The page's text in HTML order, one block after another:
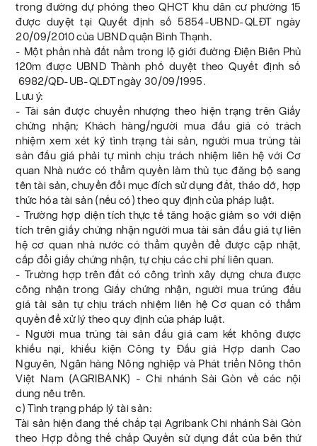
trong đường dự phóng theo QHCT khu dân cư phường 15
được duyệt tại Quyết định số 5854-UBND-QLĐT ngày
20/09/2010 của UBND quận Bình Thạnh.
- Một phần nhà đất nằm trong lộ giới đường Điện Biên Phủ
120m được UBND Thành phố duyệt theo Quyết định số
6982/QĐ-UB-QLĐT ngày 30/09/1995.
Lưu ý:
- Tài sản được chuyển nhượng theo hiện trạng trên Giấy
chứng nhận; Khách hàng/người mua đấu giá có trách
nhiệm xem xét kỹ tình trạng tài sản, người mua trúng tài
sản đấu giá phải tự mình chịu trách nhiệm liên hệ với Cơ
quan Nhà nước có thẩm quyền làm thủ tục đăng bộ sang
tên tài sản, chuyển đổi mục đích sử dụng đất, tháo dỡ, hợp
thức hóa tài sản (nếu có) theo quy định của pháp luật.
- Trường hợp diện tích thực tế tăng hoặc giảm so với diện
tích trên giấy chứng nhận người mua tài sản đấu giá tự liên
hệ cơ quan nhà nước có thẩm quyền để được cập nhật,
cấp đổi giấy chứng nhận, tự chịu các chi phí liên quan.
- Trường hợp trên đất có công trình xây dựng chưa được
công nhận trong Giấy chứng nhận, người mua trúng đấu
giá tài sản tự chịu trách nhiệm liên hệ Cơ quan có thẩm
quyền để xử lý theo quy định của pháp luật.
- Người mua trúng tài sản đấu giá cam kết không được
khiếu nại, khiếu kiện Công ty Đấu giá Hợp danh Cao
Nguyên, Ngân hàng Nông nghiệp và Phát triển Nông thôn
Việt Nam (AGRIBANK) - Chi nhánh Sài Gòn về các nội
dung nêu trên.
c) Tình trạng pháp lý tài sản:
Tài sản hiện đang thế chấp tại Agribank Chi nhánh Sài Gòn
theo Hợp đồng thế chấp Quyền sử dụng đất của bên thứ